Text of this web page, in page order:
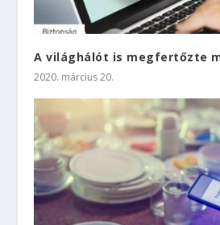
A világhálót is megfertőzte
2020. március 20.